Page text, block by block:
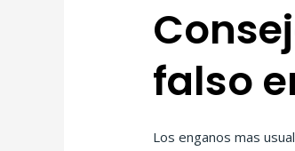
falso
Los enganos mas